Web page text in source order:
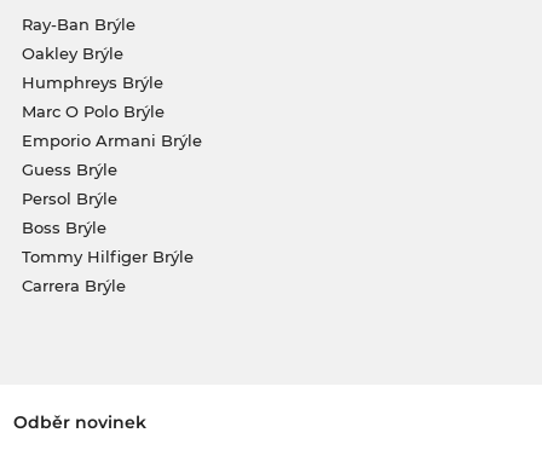
Ray-Ban Brýle
Oakley Brýle
Humphreys Brýle
Marc O Polo Brýle
Emporio Armani Brýle
Guess Brýle
Persol Brýle
Boss Brýle
Tommy Hilfiger Brýle
Carrera Brýle
Odběr novinek